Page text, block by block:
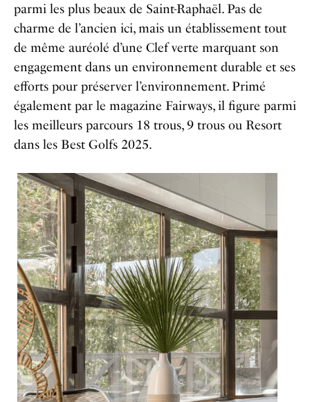
parmi les plus beaux de Saint-Raphaël. Pas de
charme de l’ancien ici, mais un établissement tout
de même auréolé d’une Clef verte marquant son
engagement dans un environnement durable et ses
efforts pour préserver l’environnement. Primé
également par le magazine Fairways, il figure parmi
les meilleurs parcours 18 trous, 9 trous ou Resort
dans les Best Golfs 2025.